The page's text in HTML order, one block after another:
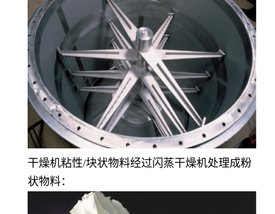
干燥机粘性/块状物料经过闪蒸干燥机处理成粉
状物料：